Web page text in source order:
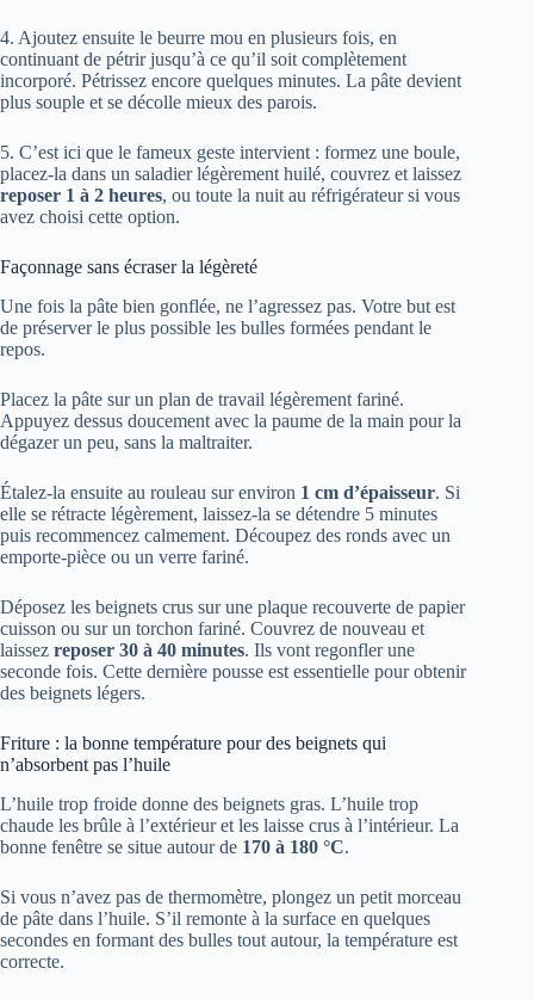
4. Ajoutez ensuite le beurre mou en plusieurs fois, en
continuant de pétrir jusqu’à ce qu’il soit complètement
incorporé. Pétrissez encore quelques minutes. La pâte devient
plus souple et se décolle mieux des parois.
5. C’est ici que le fameux geste intervient : formez une boule,
placez-la dans un saladier légèrement huilé, couvrez et laissez
reposer 1 à 2 heures, ou toute la nuit au réfrigérateur si vous
avez choisi cette option.
Façonnage sans écraser la légèreté
Une fois la pâte bien gonflée, ne l’agressez pas. Votre but est
de préserver le plus possible les bulles formées pendant le
repos.
Placez la pâte sur un plan de travail légèrement fariné.
Appuyez dessus doucement avec la paume de la main pour la
dégazer un peu, sans la maltraiter.
Étalez-la ensuite au rouleau sur environ 1 cm d’épaisseur. Si
elle se rétracte légèrement, laissez-la se détendre 5 minutes
puis recommencez calmement. Découpez des ronds avec un
emporte-pièce ou un verre fariné.
Déposez les beignets crus sur une plaque recouverte de papier
cuisson ou sur un torchon fariné. Couvrez de nouveau et
laissez reposer 30 à 40 minutes. Ils vont regonfler une
seconde fois. Cette dernière pousse est essentielle pour obtenir
des beignets légers.
Friture : la bonne température pour des beignets qui
n’absorbent pas l’huile
L’huile trop froide donne des beignets gras. L’huile trop
chaude les brûle à l’extérieur et les laisse crus à l’intérieur. La
bonne fenêtre se situe autour de 170 à 180 °C.
Si vous n’avez pas de thermomètre, plongez un petit morceau
de pâte dans l’huile. S’il remonte à la surface en quelques
secondes en formant des bulles tout autour, la température est
correcte.